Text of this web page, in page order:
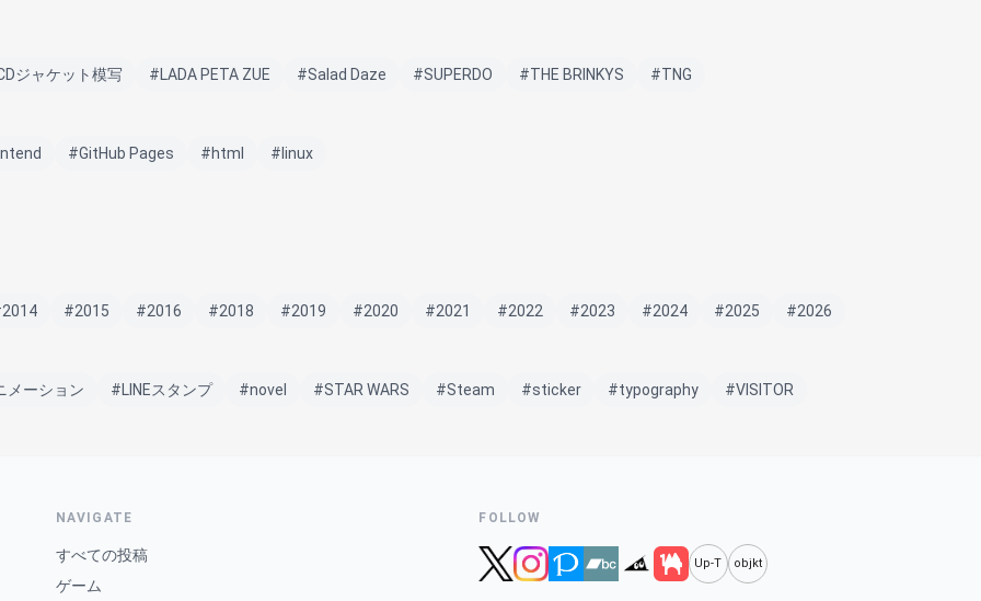
ジャケット模写 #LADA PETA ZUE #Salad Daze #SUPERDO #THE BRINKYS #TNG
#GitHub Pages #html #linux
#2015 #2016 #2018 #2019 #2020 #2021 #2022 #2023 #2024 #2025 #2026
メーション #LINEスタンプ #novel #STAR WARS #Steam #sticker #typography #VISITOR
NAVIGATE
すべての投稿
ゲーム
FOLLOW
Up-T objkt